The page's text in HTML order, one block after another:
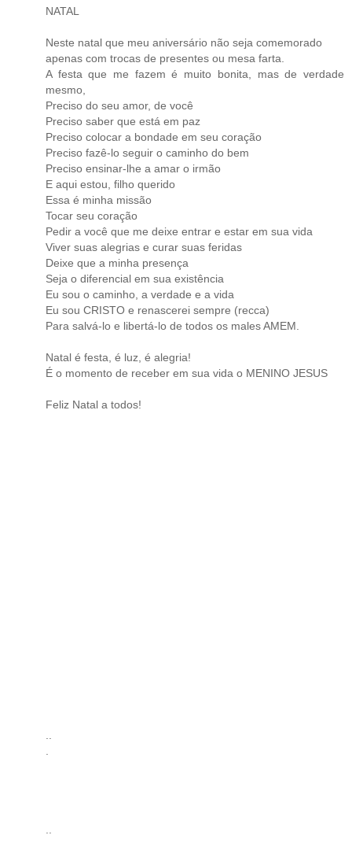
NATAL
Neste natal que meu aniversário não seja comemorado
apenas com trocas de presentes ou mesa farta.
A festa que me fazem é muito bonita, mas de verdade
mesmo,
Preciso do seu amor, de você
Preciso saber que está em paz
Preciso colocar a bondade em seu coração
Preciso fazê-lo seguir o caminho do bem
Preciso ensinar-lhe a amar o irmão
E aqui estou, filho querido
Essa é minha missão
Tocar seu coração
Pedir a você que me deixe entrar e estar em sua vida
Viver suas alegrias e curar suas feridas
Deixe que a minha presença
Seja o diferencial em sua existência
Eu sou o caminho, a verdade e a vida
Eu sou CRISTO e renascerei sempre (recca)
Para salvá-lo e libertá-lo de todos os males AMEM.
Natal é festa, é luz, é alegria!
É o momento de receber em sua vida o MENINO JESUS
Feliz Natal a todos!